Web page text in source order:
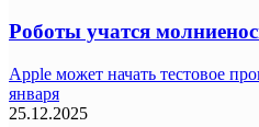
Роботы учатся
Apple может начать тестовое
января
25.12.2025